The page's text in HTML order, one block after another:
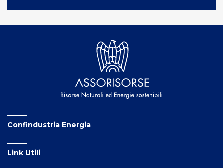
Confindustria Energia
Link Utili